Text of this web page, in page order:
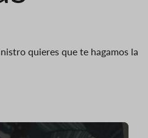
quieres que te hagamos la